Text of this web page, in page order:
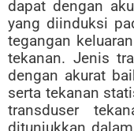
dapat dengan
yang diinduksi
tegangan
tekanan. Jenis
dengan akurat
serta tekanan
transduser